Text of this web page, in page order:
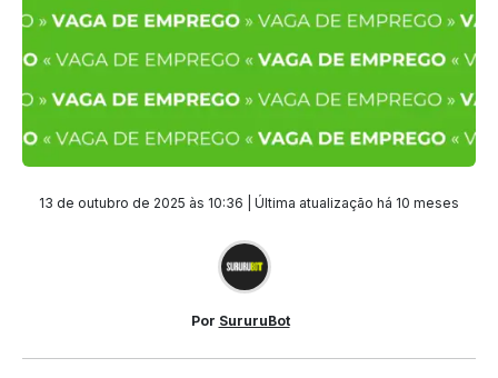
13 de outubro de 2025 às 10:36 | Última atualização há 10 meses
Por SururuBot